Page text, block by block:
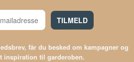
TILMELD
får du besked om kampagner og
inspiration til garderoben.